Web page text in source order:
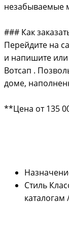
незабываемые
### Как
Перейдите на
и напишите
Вотсап .
доме,
**Цена от 135
Стиль
каталогам